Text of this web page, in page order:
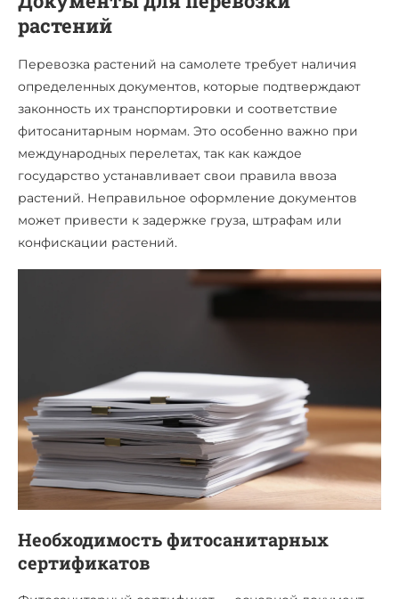
растений
Перевозка растений на самолете требует наличия
определенных документов, которые подтверждают
законность их транспортировки и соответствие
фитосанитарным нормам. Это особенно важно при
международных перелетах, так как каждое
государство устанавливает свои правила ввоза
растений. Неправильное оформление документов
может привести к задержке груза, штрафам или
конфискации растений.
Необходимость фитосанитарных
сертификатов